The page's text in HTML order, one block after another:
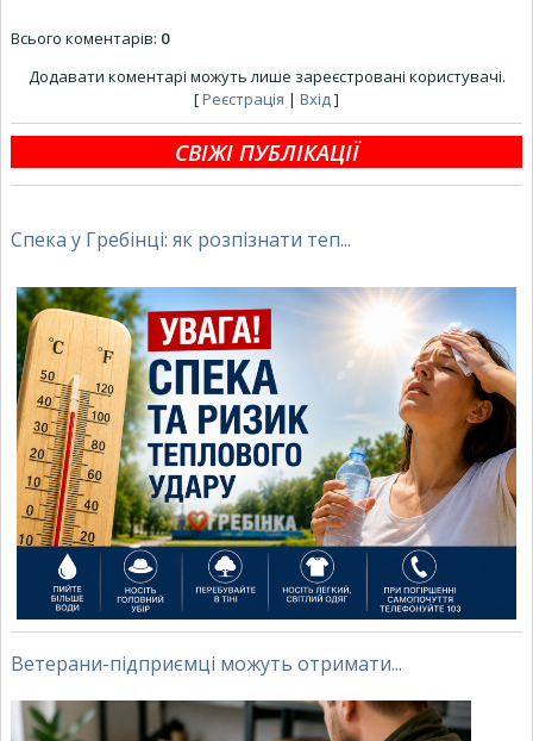
Всього коментарів: 0
Додавати коментарі можуть лише зареєстровані користувачі.
[Реєстрація | Вхід ]
СВІЖІ ПУБЛІКАЦІЇ
Спека у Гребінці: як розпізнати теп...
Ветерани-підприємці можуть отримати...